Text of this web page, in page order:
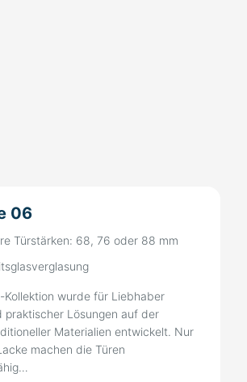
06
Türstärken: 68, 76 oder 88 mm
Kollektion wurde für Liebhaber
praktischer Lösungen auf der
Materialien entwickelt. Nur
machen die Türen